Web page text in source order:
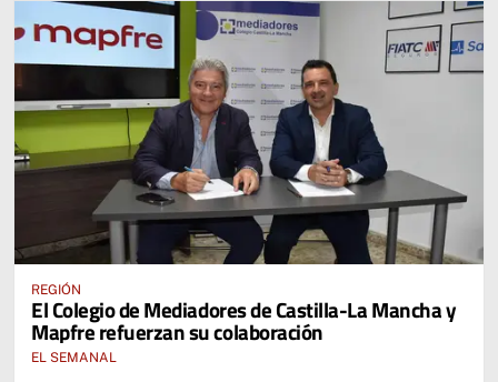
REGIÓN
El Colegio de Mediadores de Castilla-La Mancha y
Mapfre refuerzan su colaboración
EL SEMANAL